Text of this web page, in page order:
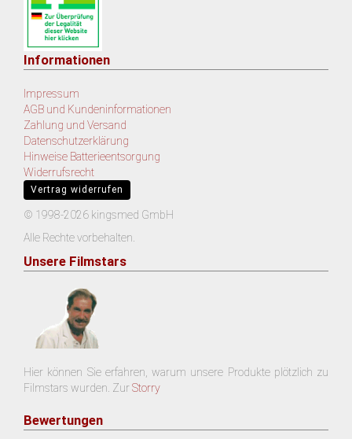
Informationen
Impressum
AGB und Kundeninformationen
Zahlung und Versand
Datenschutzerklärung
Hinweise Batterieentsorgung
Widerrufsrecht
Vertrag widerrufen
© 1998-2026 kingsmed GmbH
Alle Rechte vorbehalten.
Unsere Filmstars
Hier können Sie erfahren, warum unsere Produkte plötzlich zu
Filmstars wurden. ZurStorry
Bewertungen